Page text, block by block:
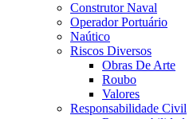
Construtor Naval
Operador Portuário
Naútico
Riscos Diversos
Obras De Arte
Roubo
Valores
Responsabilidade Civil